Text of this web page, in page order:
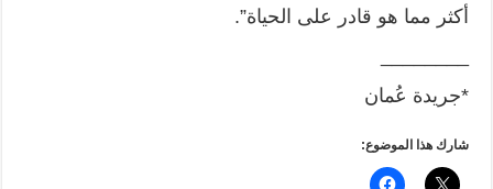
أكثر مما هو قادر على الحياة”.
*جريدة عُمان
شارك هذا الموضوع: